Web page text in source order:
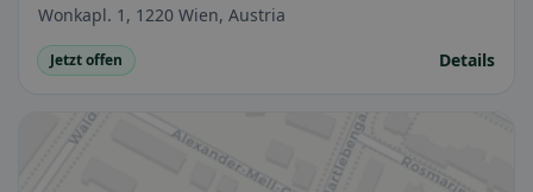
Wonkapl. 1, 1220 Wien, Austria
Jetzt offen Details